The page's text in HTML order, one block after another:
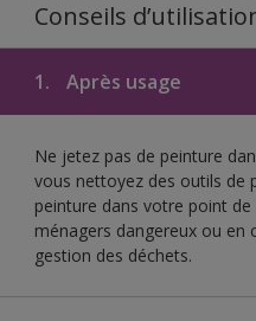
Conseils
1. Après usage
Ne jetez pas de peinture
vous nettoyez des outils de
peinture dans votre point
ménagers dangereux ou en
gestion des déchets.